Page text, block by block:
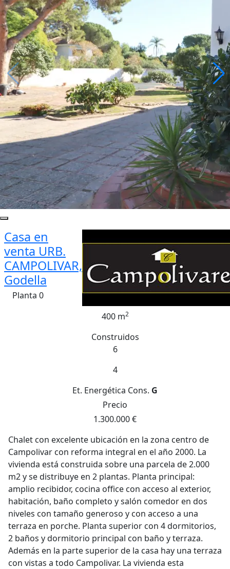
Casa en
venta URB.
CAMPOLIVAR,
Godella
Planta 0
400 m2
Construidos
6
4
Et. Energética Cons. G
Precio
1.300.000 €
Chalet con excelente ubicación en la zona centro de
Campolivar con reforma integral en el año 2000. La
vivienda está construida sobre una parcela de 2.000
m2 y se distribuye en 2 plantas. Planta principal:
amplio recibidor, cocina office con acceso al exterior,
habitación, baño completo y salón comedor en dos
niveles con tamaño generoso y con acceso a una
terraza en porche. Planta superior con 4 dormitorios,
2 baños y dormitorio principal con baño y terraza.
Además en la parte superior de la casa hay una terraza
con vistas a todo Campolivar. La vivienda esta